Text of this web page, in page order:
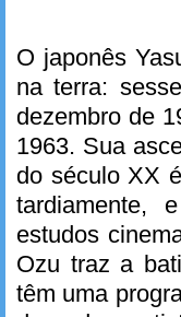
O japonês
na terra:
dezembro de
1963. Sua
do século XX
tardiamente,
estudos
Ozu traz a
têm uma